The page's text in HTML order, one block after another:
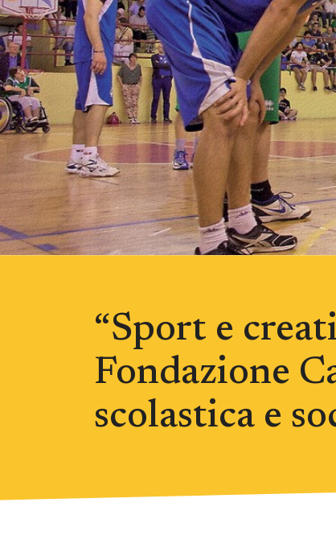
“Sport e
Fondazione
scolastica e